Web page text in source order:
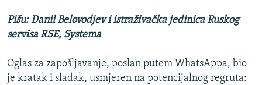
MOJA EVROPA
SVE KARTE DEJTONA
Pišu: Danil Belovodjev i istraživačka jedinica Ruskog
servisa RSE, Systema
Oglas za zapošljavanje, poslan putem WhatsAppa, bio
je kratak i sladak, usmjeren na potencijalnog regruta: